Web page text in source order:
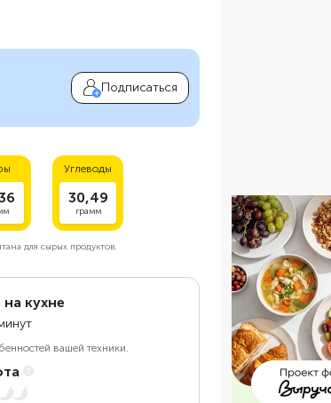
Подписаться
Углеводы
30,49
грамм
для сырых продуктов.
кухне
вашей техники.